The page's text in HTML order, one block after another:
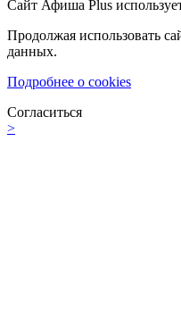
Сайт Афиша Plus
Продолжая использовать
данных.
Подробнее о cookies
Согласиться
>